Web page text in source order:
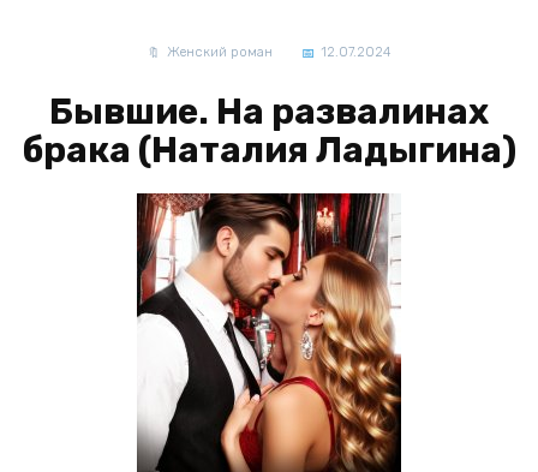
Женский роман 12.07.2024
Бывшие. На развалинах
брака (Наталия Ладыгина)